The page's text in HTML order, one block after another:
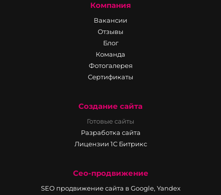
Компания
Вакансии
Отзывы
Блог
Команда
Фотогалерея
Сертификаты
Создание сайта
Готовые сайты
Разработка сайта
Лицензии 1С Битрикс
Сео-продвижение
SEO продвижение сайта в Google, Yandex